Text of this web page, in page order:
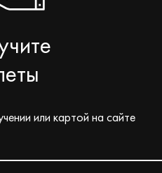
или картой на сайте